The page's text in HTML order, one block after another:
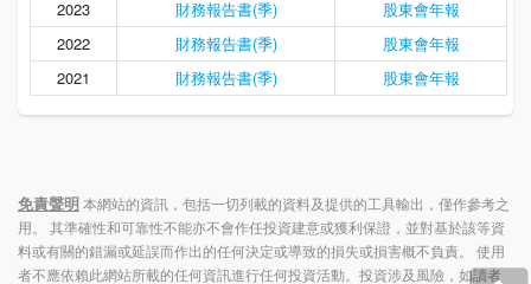
2023
財務報告書(季)
股東會年報
2022
財務報告書(季)
股東會年報
2021
財務報告書(季) 股東會年報
免責聲明本網站的資訊，包括一切列載的資料及提供的工具輸出，僅作參考之
用。 其準確性和可靠性不能亦不會作任投資建意或獲利保證，並對基於該等資
料或有關的錯漏或延誤而作出的任何決定或導致的損失或損害概不負責。 使用
者不應依賴此網站所載的任何資訊進行任何投資活動。投資涉及風險，如讀者